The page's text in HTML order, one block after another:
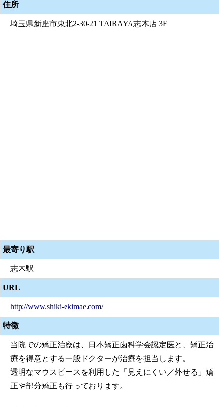
住所
埼玉県新座市東北2-30-21 TAIRAYA志木店 3F
最寄り駅
志木駅
URL
http://www.shiki-ekimae.com/
特徴
当院での矯正治療は、日本矯正歯科学会認定医と、矯正治
療を得意とする一般ドクターが治療を担当します。
透明なマウスピースを利用した「見えにくい／外せる」矯
正や部分矯正も行っております。